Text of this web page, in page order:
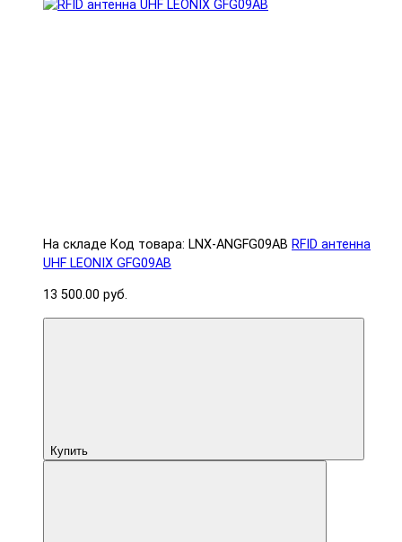
На складе Код товара: LNX-ANGFG09AB RFID антенна
UHF LEONIX GFG09AB
13 500.00 руб.
Купить